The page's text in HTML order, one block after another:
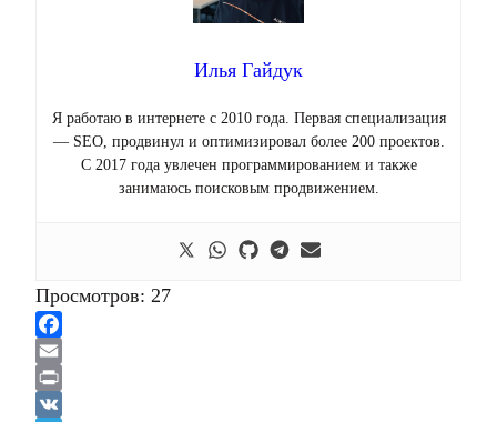
Илья Гайдук
Я работаю в интернете с 2010 года. Первая специализация
— SEO, продвинул и оптимизировал более 200 проектов.
С 2017 года увлечен программированием и также
занимаюсь поисковым продвижением.
Просмотров: 27
Facebook
Email
Print